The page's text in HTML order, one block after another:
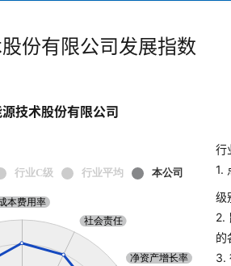
份有限公司发展指数
技术股份有限公司
行
1.
级
2.
的
3.